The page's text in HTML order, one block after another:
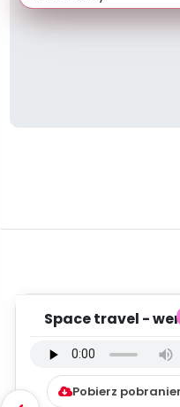
Space travel -
mp3)
Pobierz